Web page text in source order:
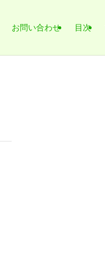
お問い合わせ 目次